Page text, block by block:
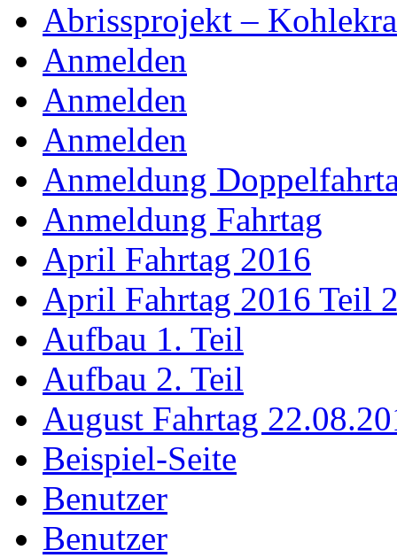
Abrissprojekt –
Anmelden
Anmelden
Anmelden
Anmeldung
Anmeldung Fahrtag
April Fahrtag 2016
April Fahrtag 2016 Teil
Aufbau 1. Teil
Aufbau 2. Teil
August Fahrtag
Beispiel-Seite
Benutzer
Benutzer